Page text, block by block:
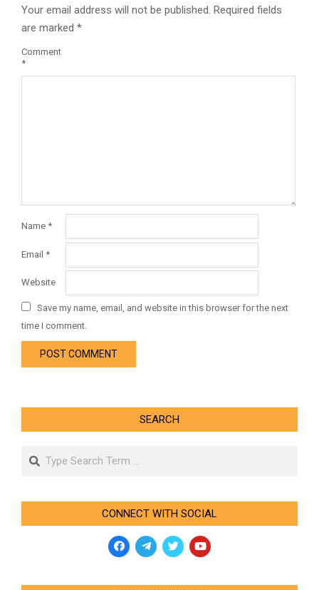
Your email address will not be published. Required fields
are marked *
Comment
*
Name *
Email *
Website
Save my name, email, and website in this browser for the next
time I comment.
SEARCH
Search
CONNECT WITH SOCIAL